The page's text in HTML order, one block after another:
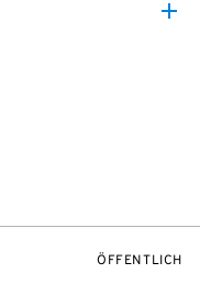
ÖFFENTLICH